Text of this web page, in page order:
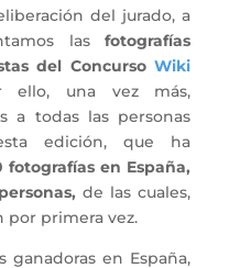
del jurado, a
lasfotografías
del ConcursoWiki
ello, una vez más,
a todas las personas
edición, que ha
fotografías en España,
de las cuales,
por primera vez.
ganadoras en España,